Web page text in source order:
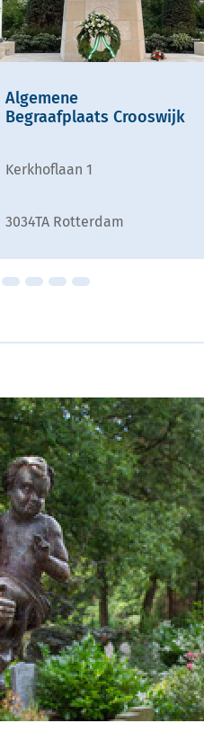
Algemene
Begraafplaats Crooswijk
Kerkhoflaan 1
3034TA Rotterdam